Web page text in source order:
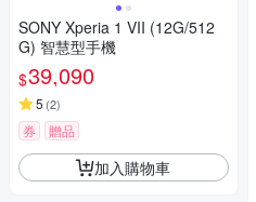
SONY Xperia 1 VII (12G/512
G) 智慧型手機
$39,090
5 (2)
券 贈品
加入購物車